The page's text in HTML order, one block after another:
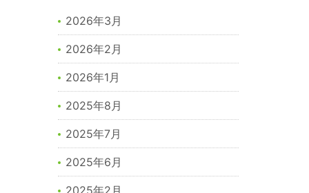
2026年3月
2026年2月
2026年1月
2025年8月
2025年7月
2025年6月